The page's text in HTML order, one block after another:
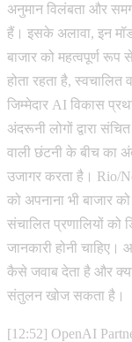
अनुमान विलंबता और
हैं। इसके अलावा, इन
बाजार को महत्वपूर्ण
होता रहता है, स्वचालित
जिम्मेदार AI विकास
अंदरूनी लोगों द्वारा
वाली छंटनी के बीच का
उजागर करता है। Rio/
को अपनाना भी बाजार
संचालित प्रणालियों
जानकारी होनी चाहिए।
कैसे जवाब देता है और
संतुलन खोज सकता है।
[12:52] OpenAI